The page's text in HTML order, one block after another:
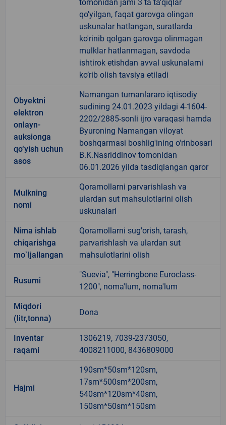
tomonidan jami 3 ta ta'qiqlar
qo'yilgan, faqat garovga olingan
uskunalar hatlangan, suratlarda
ko'rinib qolgan garovga olinmagan
mulklar hatlanmagan, savdoda
ishtirok etishdan avval uskunalarni
ko’rib olish tavsiya etiladi
Obyektni
elektron
onlayn-
auksionga
qo‘yish uchun
asos
Namangan tumanlararo iqtisodiy
sudining 24.01.2023 yildagi 4-1604-
2202/2885-sonli ijro varaqasi hamda
Byuroning Namangan viloyat
boshqarmasi boshlig'ining o'rinbosari
B.K.Nasriddinov tomonidan
06.01.2026 yilda tasdiqlangan qaror
Mulkning
nomi
Qoramollarni parvarishlash va
ulardan sut mahsulotlarini olish
uskunalari
Nima ishlab
chiqarishga
mo`ljallangan
Qoramollarni sug'orish, tarash,
parvarishlash va ulardan sut
mahsulotlarini olish
Rusumi
"Suevia", "Herringbone Euroclass-
1200", noma'lum, noma'lum
Miqdori
(litr,tonna)
Dona
Inventar
raqami
1306219, 7039-2373050,
4008211000, 8436809000
Hajmi
190sm*50sm*120sm,
17sm*500sm*200sm,
540sm*120sm*40sm,
150sm*50sm*150sm